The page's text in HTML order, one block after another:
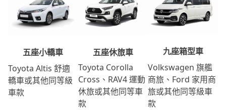
五座小轎車
Toyota Altis 舒適
轎車或其他同等級
車款
五座休旅車
Toyota Corolla
Cross、RAV4 運動
休旅或其他同等車
款
九座箱型車
Volkswagen 旗艦
商旅、Ford 家用商
旅或其他同等級車
款